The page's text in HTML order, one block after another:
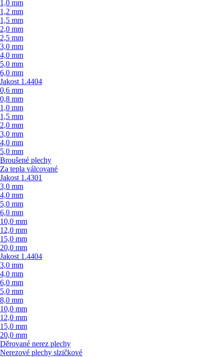
1,0 mm
1,2 mm
1,5 mm
2,0 mm
2,5 mm
3,0 mm
4,0 mm
5,0 mm
6,0 mm
Jakost 1.4404
0,6 mm
0,8 mm
1,0 mm
1,5 mm
2,0 mm
3,0 mm
4,0 mm
5,0 mm
Broušené plechy
Za tepla válcované
Jakost 1.4301
3,0 mm
4,0 mm
5,0 mm
6,0 mm
10,0 mm
12,0 mm
15,0 mm
20,0 mm
Jakost 1.4404
3,0 mm
4,0 mm
6,0 mm
5,0 mm
8,0 mm
10,0 mm
12,0 mm
15,0 mm
20,0 mm
Děrované nerez plechy
Nerezové plechy slzičkové